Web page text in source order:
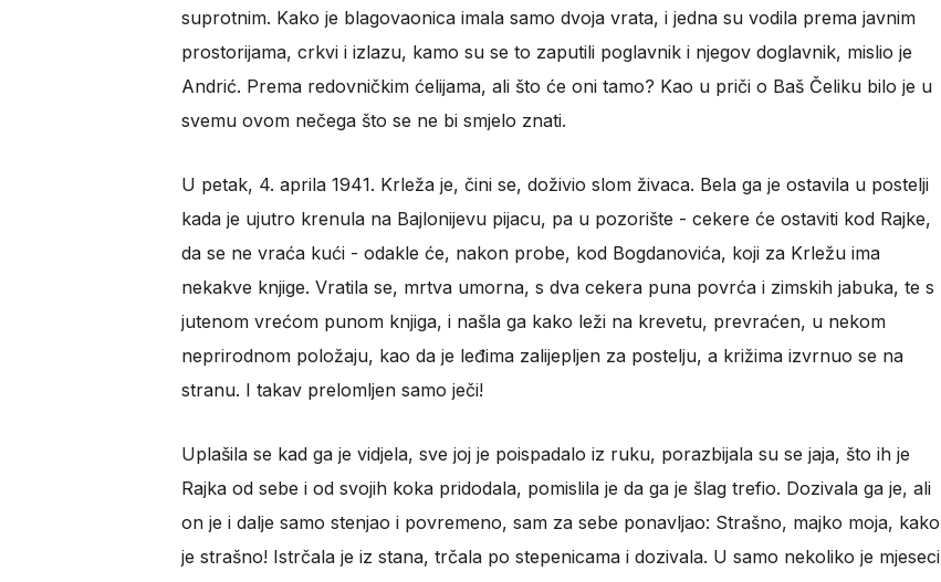
suprotnim. Kako je blagovaonica imala samo dvoja vrata, i jedna su vodila prema javnim
prostorijama, crkvi i izlazu, kamo su se to zaputili poglavnik i njegov doglavnik, mislio je
Andrić. Prema redovničkim ćelijama, ali što će oni tamo? Kao u priči o Baš Čeliku bilo je u
svemu ovom nečega što se ne bi smjelo znati.
U petak, 4. aprila 1941. Krleža je, čini se, doživio slom živaca. Bela ga je ostavila u postelji
kada je ujutro krenula na Bajlonijevu pijacu, pa u pozorište - cekere će ostaviti kod Rajke,
da se ne vraća kući - odakle će, nakon probe, kod Bogdanovića, koji za Krležu ima
nekakve knjige. Vratila se, mrtva umorna, s dva cekera puna povrća i zimskih jabuka, te s
jutenom vrećom punom knjiga, i našla ga kako leži na krevetu, prevraćen, u nekom
neprirodnom položaju, kao da je leđima zalijepljen za postelju, a križima izvrnuo se na
stranu. I takav prelomljen samo ječi!
Uplašila se kad ga je vidjela, sve joj je poispadalo iz ruku, porazbijala su se jaja, što ih je
Rajka od sebe i od svojih koka pridodala, pomislila je da ga je šlag trefio. Dozivala ga je, ali
on je i dalje samo stenjao i povremeno, sam za sebe ponavljao: Strašno, majko moja, kako
je strašno! Istrčala je iz stana, trčala po stepenicama i dozivala. U samo nekoliko je mjeseci